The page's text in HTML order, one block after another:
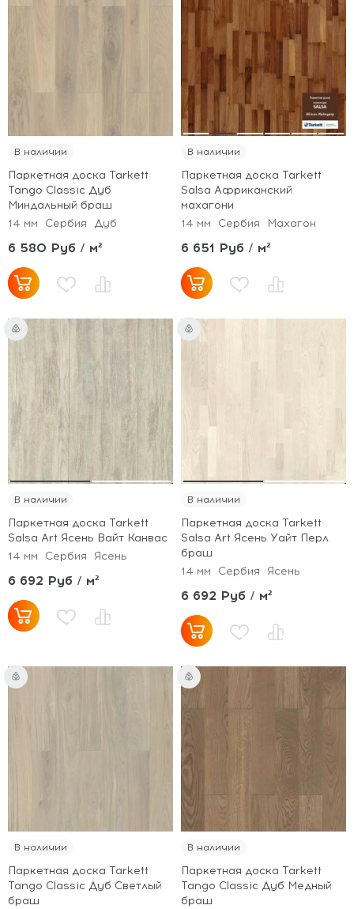
В наличии
Паркетная доска Tarkett
Tango Classic Дуб
Миндальный браш
14 мм
Сербия Дуб
6 580 Руб / м²
В наличии
Паркетная доска Tarkett
Salsa Африканский
махагони
14 мм
Сербия Махагон
6 651 Руб / м²
В наличии
Паркетная доска Tarkett
Salsa Art Ясень Вайт Канвас
14 мм
Сербия Ясень
6 692 Руб / м²
В наличии
Паркетная доска Tarkett
Salsa Art Ясень Уайт Перл
браш
14 мм
Сербия Ясень
6 692 Руб / м²
В наличии
Паркетная доска Tarkett
Tango Classic Дуб Светлый
браш
В наличии
Паркетная доска Tarkett
Tango Classic Дуб Медный
браш